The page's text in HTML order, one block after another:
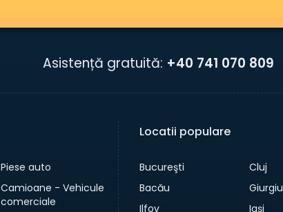
Asistență gratuită: +40 741 070 809
Piese auto
Camioane - Vehicule
comerciale
Locatii populare
Bucureşti
Cluj
Bacău
Giurgiu
Ilfov
Iaşi